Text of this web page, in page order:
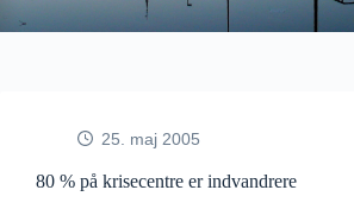
25. maj 2005
80 % på krisecentre er indvandrere